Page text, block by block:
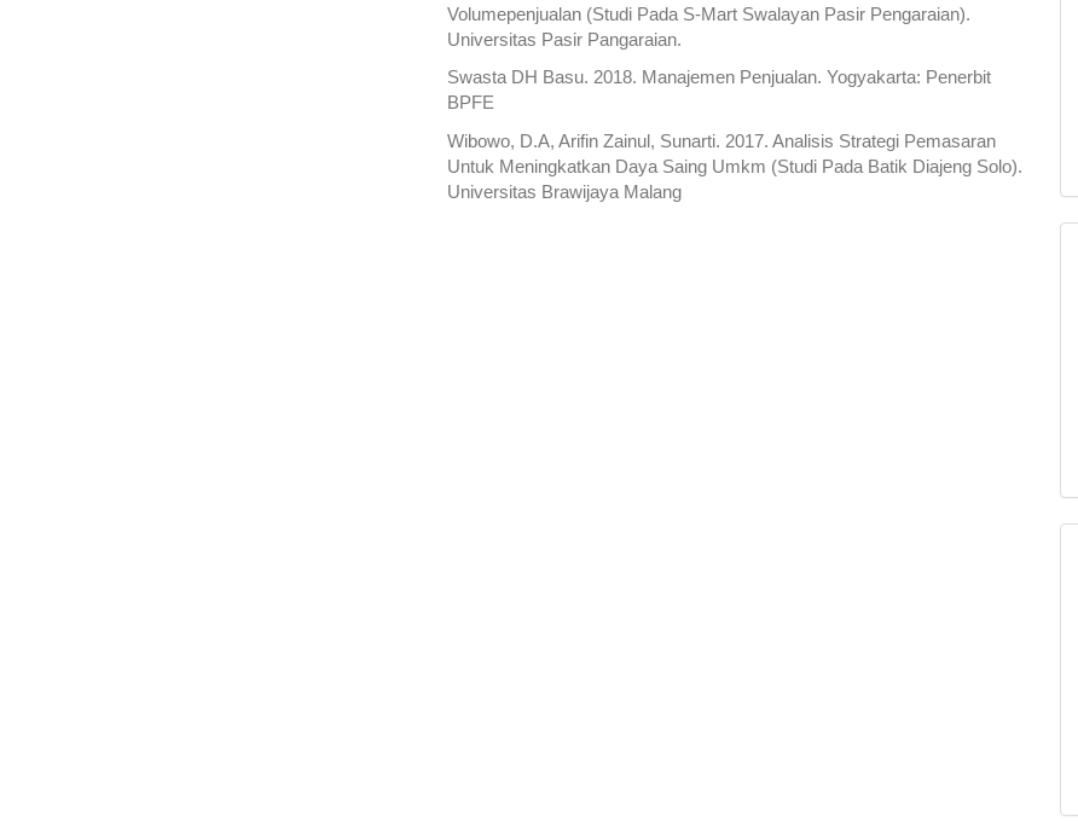
Volumepenjualan (Studi Pada S-Mart Swalayan Pasir Pengaraian).
Universitas Pasir Pangaraian.
Swasta DH Basu. 2018. Manajemen Penjualan. Yogyakarta: Penerbit
BPFE
Wibowo, D.A, Arifin Zainul, Sunarti. 2017. Analisis Strategi Pemasaran
Untuk Meningkatkan Daya Saing Umkm (Studi Pada Batik Diajeng Solo).
Universitas Brawijaya Malang